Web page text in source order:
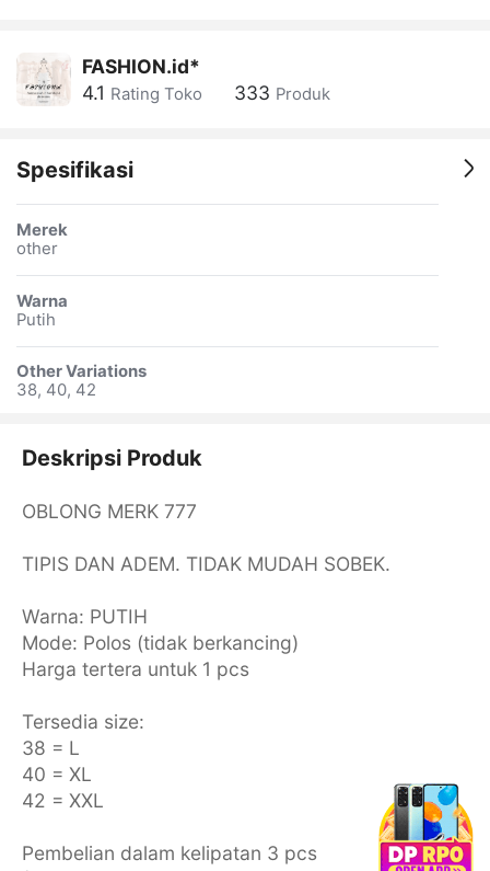
FASHION.id*
4.1 Rating Toko 333 Produk
Spesifikasi
Merek
other
Warna
Putih
Other Variations
38, 40, 42
Deskripsi Produk
OBLONG MERK 777
TIPIS DAN ADEM. TIDAK MUDAH SOBEK.
Warna: PUTIH
Mode: Polos (tidak berkancing)
Harga tertera untuk 1 pcs
Tersedia size:
38 = L
40 = XL
42 = XXL
Pembelian dalam kelipatan 3 pcs